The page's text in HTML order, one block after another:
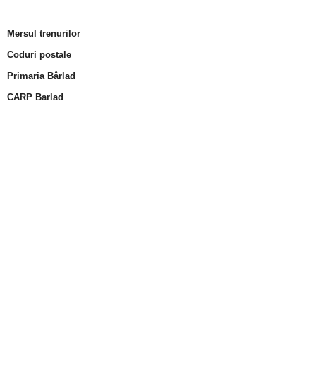
Mersul trenurilor
Coduri postale
Primaria Bârlad
CARP Barlad